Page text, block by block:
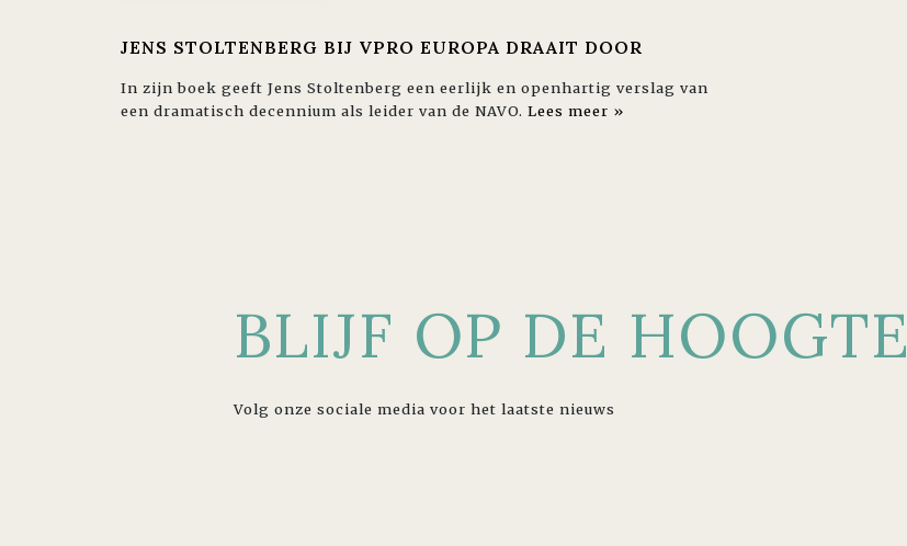
JENS STOLTENBERG BIJ VPRO EUROPA DRAAIT DOOR
In zijn boek geeft Jens Stoltenberg een eerlijk en openhartig verslag van
een dramatisch decennium als leider van de NAVO. Lees meer »
BLIJF OP DE HOOGTE
Volg onze sociale media voor het laatste nieuws